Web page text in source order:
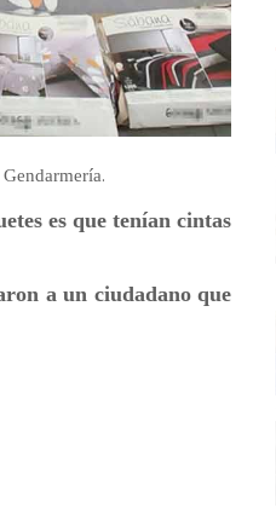
.
es que tenían cintas
a un ciudadano que